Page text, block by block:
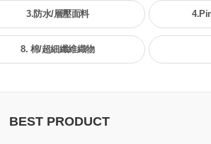
3.防水/層壓面料
8. 棉/超細纖維織物
BEST PRODUCT